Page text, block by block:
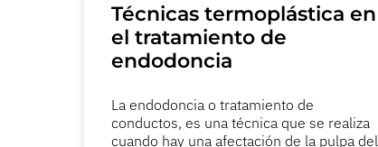
Técnicas termoplástica en
el tratamiento de
endodoncia
La endodoncia o tratamiento de
conductos, es una técnica que se realiza
cuando hay una afectación de la pulpa del